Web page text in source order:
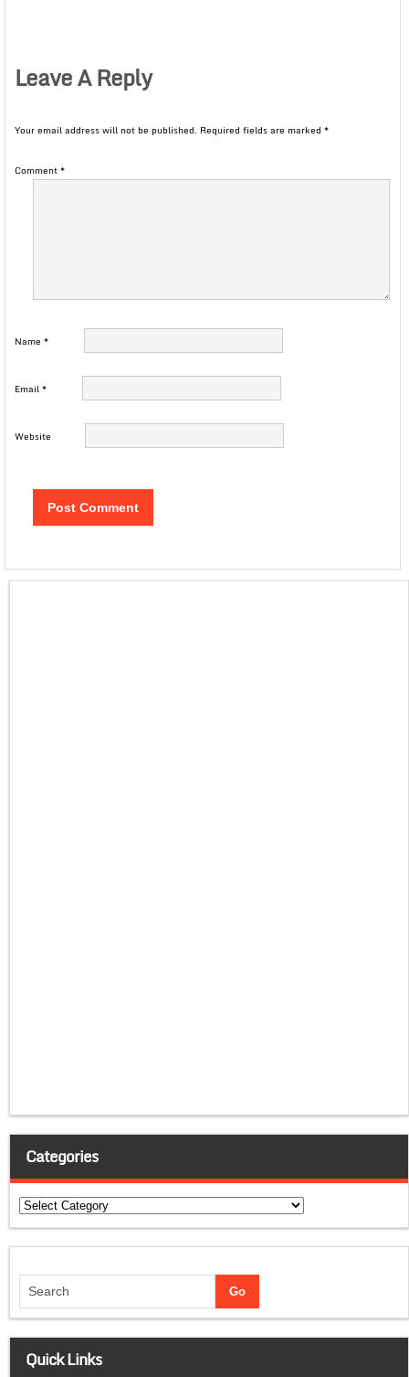
Leave A Reply
Your email address will not be published. Required fields are marked *
Comment*
Name *
Email*
Website
Categories
Categories
Quick Links